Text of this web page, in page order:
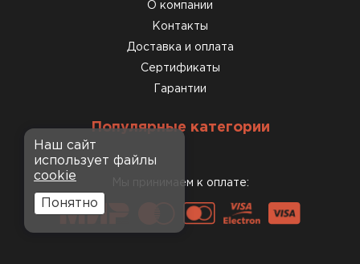
О компании
Контакты
Доставка и оплата
Сертификаты
Гарантии
Популярные категории
Мы принимаем к оплате:
Наш сайт
использует файлы
cookie
Понятно